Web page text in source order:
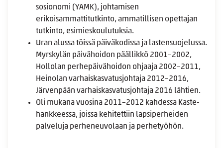
sosionomi (YAMK), johtamisen
erikoisammattitutkinto, ammatillisen opettajan
tutkinto, esimieskoulutuksia.
Uran alussa töissä päiväkodissa ja lastensuojelussa.
Myrskylän päivähoidon päällikkö 2001–2002,
Hollolan perhepäivähoidon ohjaaja 2002–2011,
Heinolan varhaiskasvatusjohtaja 2012–2016,
Järvenpään varhaiskasvatusjohtaja 2016 lähtien.
Oli mukana vuosina 2011–2012 kahdessa Kaste-
hankkeessa, joissa kehitettiin lapsiperheiden
palveluja perheneuvolaan ja perhetyöhön.